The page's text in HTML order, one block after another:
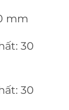
mm
30
30